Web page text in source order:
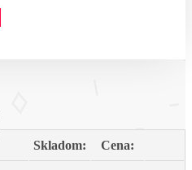
Skladom: Cena: